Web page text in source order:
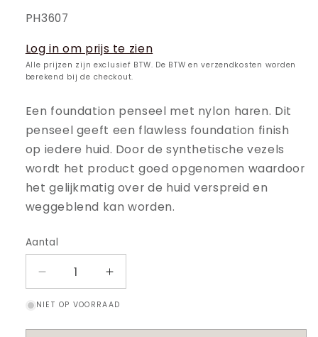
SKU:
PH3607
Log in om prijs te zien
Alle prijzen zijn exclusief BTW. De BTW en verzendkosten worden
berekend bij de checkout.
Een foundation penseel met nylon haren. Dit
penseel geeft een flawless foundation finish
op iedere huid. Door de synthetische vezels
wordt het product goed opgenomen waardoor
het gelijkmatig over de huid verspreid en
weggeblend kan worden.
Aantal
Aantal
verlagen
voor
Aantal
verhogen
voor
NIET OP VOORRAAD